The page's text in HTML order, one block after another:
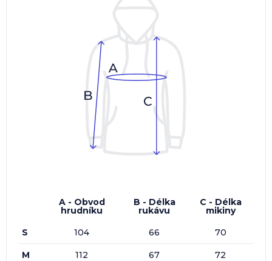
A - Obvod
hrudníku
B - Délka
rukávu
C - Délka
mikiny
S
104 66 70
M 112 67 72